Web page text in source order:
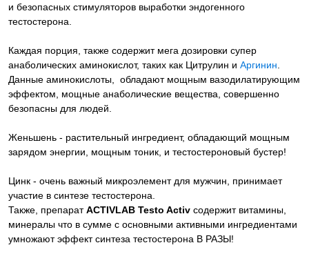
и безопасных стимуляторов выработки эндогенного
тестостерона.
Каждая порция, также содержит мега дозировки супер
анаболических аминокислот, таких как Цитрулин и Аргинин
Данные аминокислоты, обладают мощным вазодилатирующим
эффектом, мощные анаболические вещества, совершенно
безопасны для людей.
Женьшень - растительный ингредиент, обладающий мощным
зарядом энергии, мощным тоник, и тестостероновый бустер!
Цинк - очень важный микроэлемент для мужчин, принимает
участие в синтезе тестостерона.
Также, препаратACTIVLAB Testo Activ содержит витамины,
минералы что в сумме с основными активными ингредиентами
умножают эффект синтеза тестостерона В РАЗЫ!